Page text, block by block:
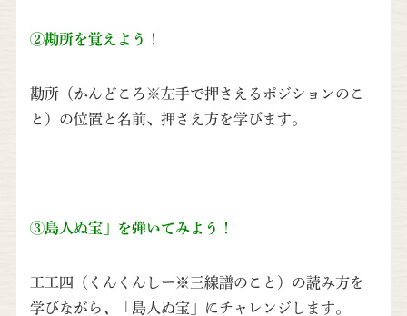
②勘所を覚えよう！
勘所（かんどころ※左手で押さえるポジションのこ
と）の位置と名前、押さえ方を学びます。
③島人ぬ宝」を弾いてみよう！
工工四（くんくんしー※三線譜のこと）の読み方を
学びながら、「島人ぬ宝」にチャレンジします。